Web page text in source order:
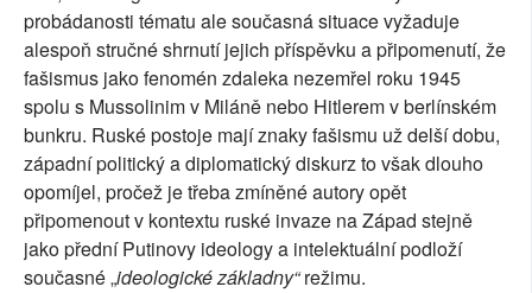
probádanosti tématu ale současná situace vyžaduje
alespoň stručné shrnutí jejich příspěvku a připomenutí, že
fašismus jako fenomén zdaleka nezemřel roku 1945
spolu s Mussolinim v Miláně nebo Hitlerem v berlínském
bunkru. Ruské postoje mají znaky fašismu už delší dobu,
západní politický a diplomatický diskurz to však dlouho
opomíjel, pročež je třeba zmíněné autory opět
připomenout v kontextu ruské invaze na Západ stejně
jako přední Putinovy ideology a intelektuální podloží
současné „ideologické základny“režimu.